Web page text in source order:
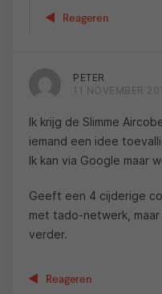
Reageren
PETER
11 NOVEMBER
Ik krijg de Slimme
iemand een idee
Ik kan via Google maar
Geeft een 4 cijderige
met tado-netwerk,
verder.
Reageren